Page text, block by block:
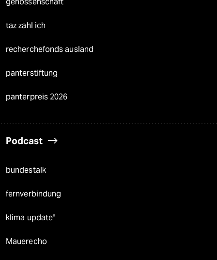
taz zahl ich
recherchefonds ausland
panterstiftung
panterpreis 2026
Podcast
bundestalk
fernverbindung
klima update°
Mauerecho